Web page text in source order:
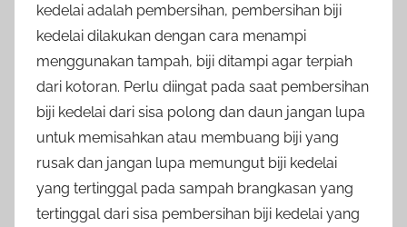
kedelai adalah pembersihan, pembersihan biji
kedelai dilakukan dengan cara menampi
menggunakan tampah, biji ditampi agar terpiah
dari kotoran. Perlu diingat pada saat pembersihan
biji kedelai dari sisa polong dan daun jangan lupa
untuk memisahkan atau membuang biji yang
rusak dan jangan lupa memungut biji kedelai
yang tertinggal pada sampah brangkasan yang
tertinggal dari sisa pembersihan biji kedelai yang